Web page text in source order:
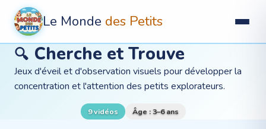
Le Monde des Petits
🔍 Cherche et Trouve
Jeux d'éveil et d'observation visuels pour développer la
concentration et l'attention des petits explorateurs.
9vidéos Âge :3–6 ans